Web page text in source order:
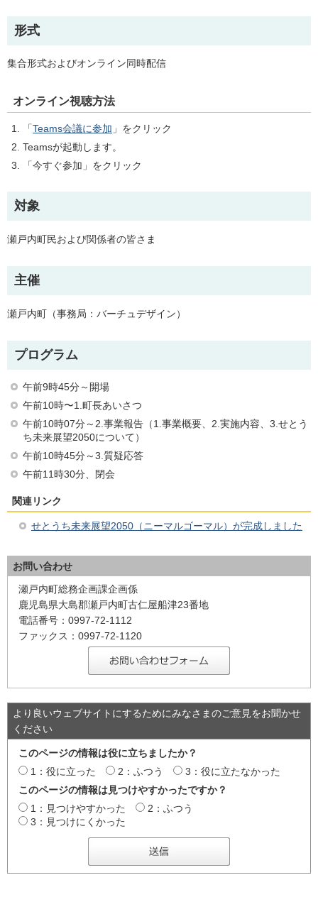
形式
集合形式およびオンライン同時配信
オンライン視聴方法
「Teams会議に参加 」をクリック
Teamsが起動します。
「今すぐ参加」をクリック
対象
瀬戸内町民および関係者の皆さま
主催
瀬戸内町（事務局：バーチュデザイン）
プログラム
午前9時45分～開場
午前10時〜1.町長あいさつ
午前10時07分～2.事業報告（1.事業概要、2.実施内容、3.せとう
ち未来展望2050について）
午前10時45分～3.質疑応答
午前11時30分、閉会
関連リンク
せとうち未来展望2050（ニーマルゴーマル）が完成しました
お問い合わせ
瀬戸内町総務企画課企画係
鹿児島県大島郡瀬戸内町古仁屋船津23番地
電話番号：0997-72-1112
ファックス：0997-72-1120
より良いウェブサイトにするためにみなさまのご意見をお聞かせ
ください
このページの情報は役に立ちましたか？
1：役に立った
2：ふつう
3：役に立たなかった
このページの情報は見つけやすかったですか？
1：見つけやすかった
2：ふつう
3：見つけにくかった